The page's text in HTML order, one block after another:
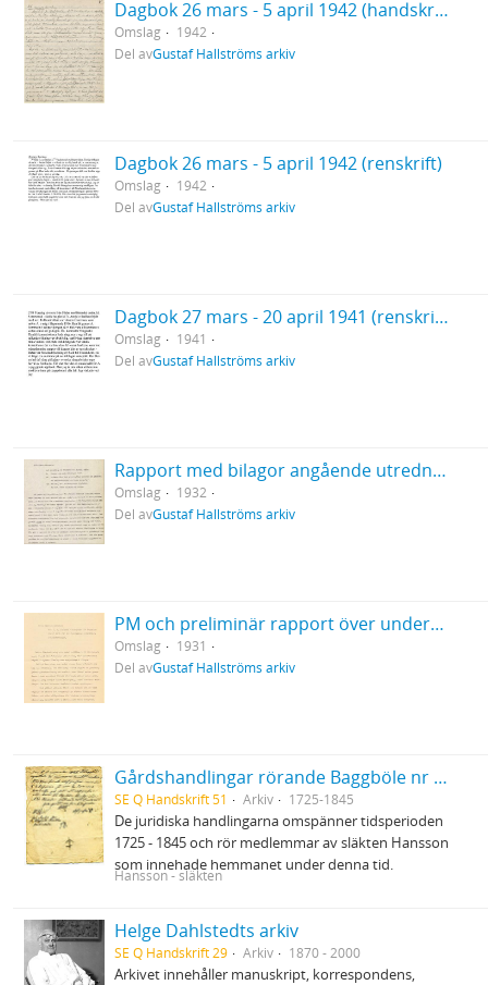
Dagbok 26 mars - 5 april 1942 (handskrift)
Omslag
1942
Del avGustaf Hallströms arkiv
Dagbok 26 mars - 5 april 1942 (renskrift)
Omslag
1942
Del avGustaf Hallströms arkiv
Dagbok 27 mars - 20 april 1941 (renskrift)
Omslag
1941
Del avGustaf Hallströms arkiv
Rapport med bilagor angående utredning om Bredarör 1932
Omslag
1932
Del avGustaf Hallströms arkiv
PM och preliminär rapport över undersökning av Bredarör vid Kivik 1931
Omslag
1931
Del avGustaf Hallströms arkiv
Gårdshandlingar rörande Baggböle nr 1 i Umeå socken
SE Q Handskrift 51 Arkiv 1725-1845
De juridiska handlingarna omspänner tidsperioden
1725 - 1845 och rör medlemmar av släkten Hansson
som innehade hemmanet under denna tid.
Hansson - släkten
Helge Dahlstedts arkiv
SE Q Handskrift 29 Arkiv 1870 - 2000
Arkivet innehåller manuskript, korrespondens,